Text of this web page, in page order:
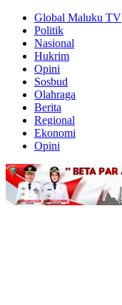
Global Maluku TV
Politik
Nasional
Hukrim
Opini
Sosbud
Olahraga
Berita
Regional
Ekonomi
Opini